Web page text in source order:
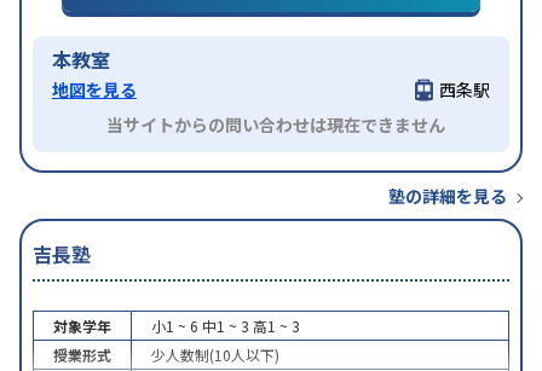
本教室
地図を見る
西条駅
当サイトからの問い合わせは現在できません
塾の詳細を見る
吉長塾
対象学年 小1 ~ 6 中1 ~ 3 高1 ~ 3
授業形式
少人数制(10人以下)